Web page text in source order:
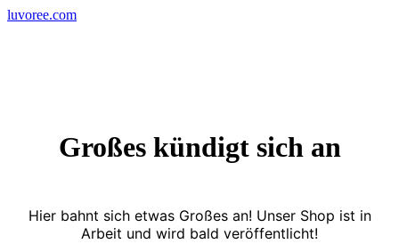
Skip
luvoree.com
Großes kündigt sich an
Hier bahnt sich etwas Großes an! Unser Shop ist in
Arbeit und wird bald veröffentlicht!